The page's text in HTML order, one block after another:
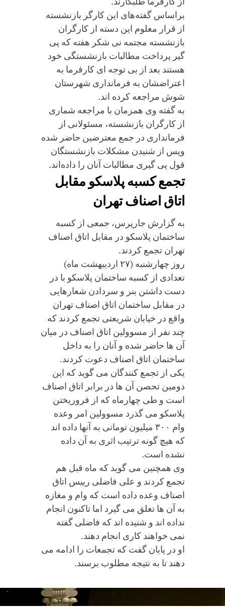
براساس گفته‌های این کارگر بازنشسته
از قرار معلوم این دسته از کارگران
بازنشسته مجتمه نی شکر هفته که پی
گیر پرداخت مطالبات بازنشستگی خود
هستند بعد از بی توجه ای کارفرما به
اعتراضشان به فرمانداری شهرستان
شوش مراجعه کرده اند.
به گفته وی همزمان با مراجعه شماری
از کارگران بازنشسته، مسئولانی از
فرمانداری در جمع معترضین حاضر شده
وپس از شنیدن مشکلات بازنشستگان
قول پی گیری مطالبات آنان را داده‌اند.
تجمع کسبه پلاسکو مقابل
اتاق اصناف تهران
به گزارش جارپرس، جمعی از کسبه
ساختمان پلاسکو در مقابل اتاق اصناف
تهران تجمع کردند.
روز چهارشنبه (۲۷ اردیبهشت ماه)
تعدادی از کسبه ساختمان پلاسکو با در
دست داشتن بنر و سردادن شعارهایی
در مقابل ساختمان اتاق اصناف تهران
واقع در خیابان شریعتی تجمع کردند که
چند نفر از مسوولین اتاق اصناف در میان
آن ها حاضر شده و آنان را به داخل
ساختمان اتاق اصناف دعوت کردند.
یکی از تجمع کنندگان می گوید که این
دومین تحصن آن ها در برابر اتاق اصناف
است و طی چهارماه که از فروریختن
پلاسکو می گذرد مسوولین امر وعده
وام ۳۰۰ میلیون تومانی به آنها داده اند
که هیچ گونه ترتیب اثری به آن داده
نشده است.
وی همچنین می گوید که ماه قبل هم
تجمع کردند و علی فاضلی رییس اتاق
اصناف وعده داده است که وام و مغازه
به آن ها تعلق می گیرد اما تاکنون انجام
نداده اند و شنیده اند که فاضلی گفته
نمی خواهند کاری انجام دهند.
او در پایان گفت که تجمعات را ادامه می
دهند تا به نتیجه مطلوب برسند.
دو